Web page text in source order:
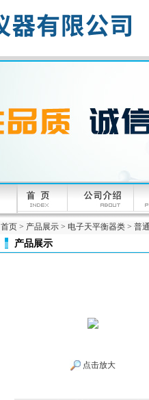
首页 > 产品展示 > 电子天平衡器类 > 普
产品展示
点击放大